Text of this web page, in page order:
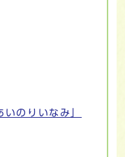
のりいなみ」